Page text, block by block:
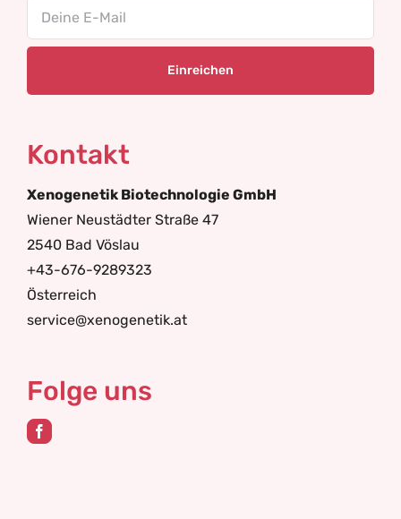
Kontakt
Xenogenetik Biotechnologie GmbH
Wiener Neustädter Straße 47
2540 Bad Vöslau
+43-676-9289323
Österreich
service@xenogenetik.at
Folge uns